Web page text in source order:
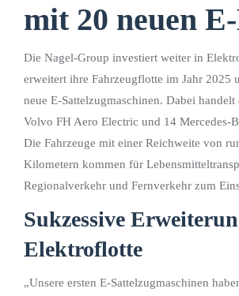
mit 20 neuen
Die Nagel-Group investiert weiter in
erweitert ihre Fahrzeugflotte im Jahr 2025
neue E-Sattelzugmaschinen. Dabei handelt
Volvo FH Aero Electric und 14 Mercedes-
Die Fahrzeuge mit einer Reichweite von
Kilometern kommen für
Regionalverkehr und Fernverkehr zum
Sukzessive
Elektroflotte
„Unsere ersten E-Sattelzugmaschinen